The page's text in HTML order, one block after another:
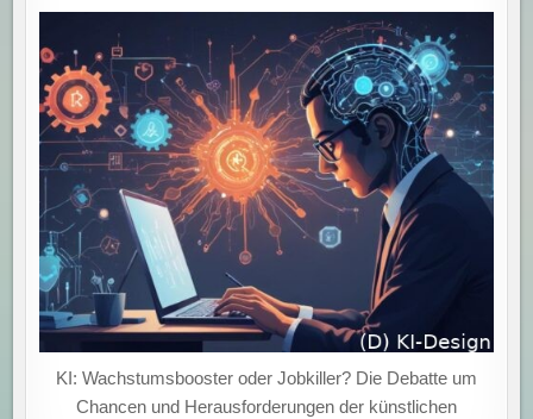
KI: Wachstumsbooster oder Jobkiller? Die Debatte um
Chancen und Herausforderungen der künstlichen